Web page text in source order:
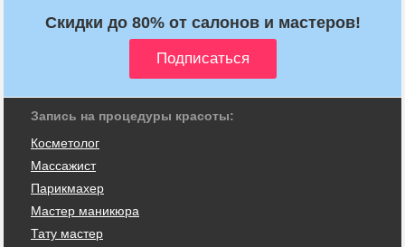
Скидки до 80% от салонов и мастеров!
Запись на процедуры красоты:
Косметолог
Массажист
Парикмахер
Мастер маникюра
Тату мастер